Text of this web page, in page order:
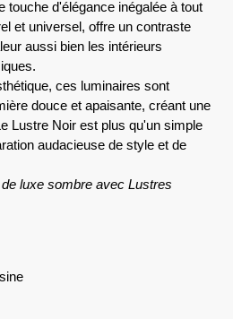
touche d'élégance inégalée à tout
et universel, offre un contraste
aussi bien les intérieurs
ces luminaires sont
douce et apaisante, créant une
Lustre Noir est plus qu'un simple
audacieuse de style et de
luxe sombre avec Lustres